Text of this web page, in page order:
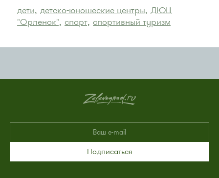
дети, детско-юношеские центры, ДЮЦ
"Орленок", спорт, спортивный туризм
Подписаться